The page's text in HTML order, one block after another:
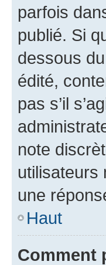
parfois
publié. Si
dessous
édité,
pas s’il
note
utilisateurs
une
Haut
Comment